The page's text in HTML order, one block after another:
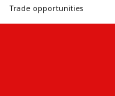
Trade opportunities